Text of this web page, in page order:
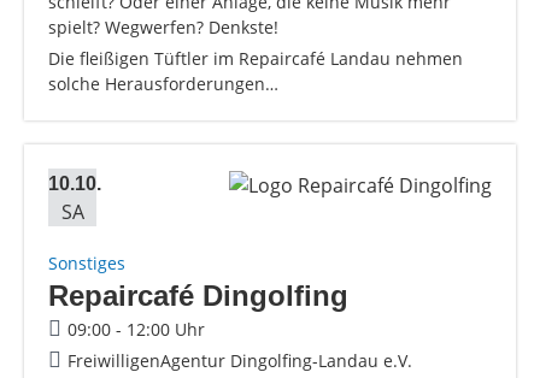
spielt? Wegwerfen? Denkste!
Die fleißigen Tüftler im Repaircafé Landau nehmen
solche Herausforderungen…
10.10.
SA
Sonstiges
Repaircafé Dingolfing
09:00 - 12:00 Uhr
FreiwilligenAgentur Dingolfing-Landau e.V.